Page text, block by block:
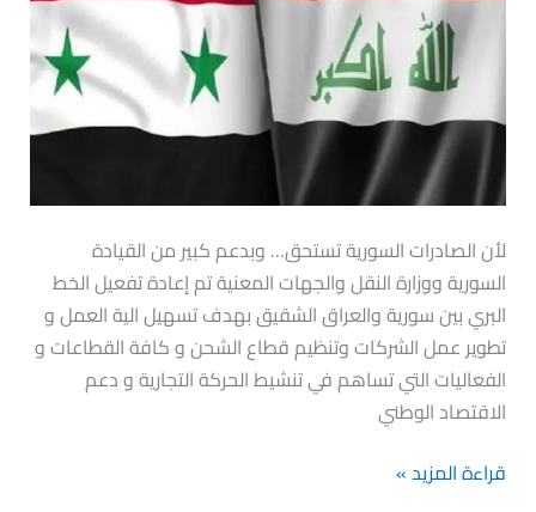
لأن الصادرات السورية تستحق… وبدعم كبير من القيادة
السورية ووزارة النقل والجهات المعنية تم إعادة تفعيل الخط
البري بين سورية والعراق الشقيق بهدف تسهيل الية العمل و
تطوير عمل الشركات وتنظيم قطاع الشحن و كافة القطاعات و
الفعاليات التي تساهم في تنشيط الحركة التجارية و دعم
الاقتصاد الوطني
سورية
والعراق
قراءة المزيد »